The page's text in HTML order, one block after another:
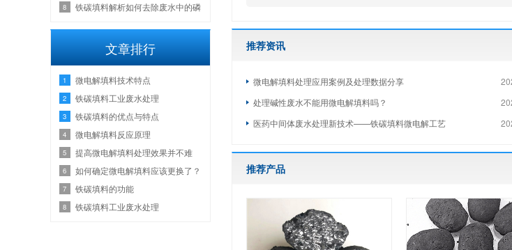
推荐资讯
微电解填料处理应用案例及处理数据分享
处理碱性废水不能用微电解填料吗？
医药中间体废水处理新技术——铁碳填料微电解工艺
推荐产品
8 铁碳填料解析如何去除废水中的磷
文章排行
1 微电解填料技术特点
2 铁碳填料工业废水处理
3 铁碳填料的优点与特点
4 微电解填料反应原理
5 提高微电解填料处理效果并不难
6 如何确定微电解填料应该更换了？
7 铁碳填料的功能
8 铁碳填料工业废水处理